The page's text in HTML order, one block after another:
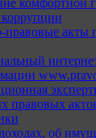
комфортной
акты
правовых
об